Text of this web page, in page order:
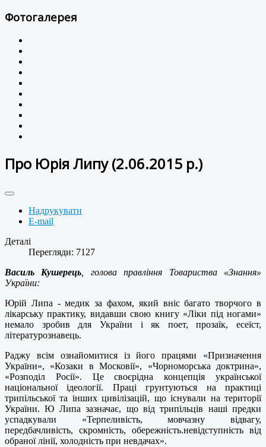
Фотогалерея
Про Юрія Липу (2.06.2015 р.)
Надрукувати
E-mail
Деталі
Перегляди: 7127
Василь Кушерець , голова правління Товариства «Знання»
України:
Юрій Липа - медик за фахом, який вніс багато творчого в
лікарську практику, видавши свою книгу «Ліки під ногами»
немало зробив для України і як поет, прозаїк, есеїст,
літературознавець.
Раджу всім ознайомитися із його працями «Призначення
України», «Козаки в Московії», «Чорноморська доктрина»,
«Розподіл Росії». Це своєрідна концепція української
національної ідеології. Праці грунтуються на практиці
трипільської та інших цивілізацій, що існували на території
України. Ю Липа зазначає, що від трипільців наші предки
успадкували «Терпеливість, мовчазну відвагу,
передбачливість, скромність, обережність.невідступність від
обраної лінії, холодність при невдачах».